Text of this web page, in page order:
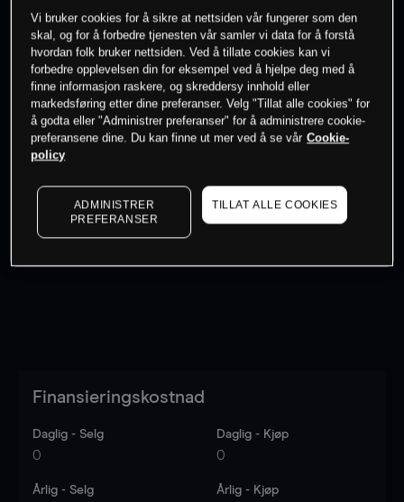
0% av kunder erpå dette instrumentet
Søk om konto
Kursene er veiledende.Log in
Finansieringskostnad
Daglig - Selg
0
Daglig - Kjøp
0
Årlig - Selg Årlig - Kjøp
Vi bruker cookies for å sikre at nettsiden vår fungerer som den
skal, og for å forbedre tjenesten vår samler vi data for å forstå
hvordan folk bruker nettsiden. Ved å tillate cookies kan vi
forbedre opplevelsen din for eksempel ved å hjelpe deg med å
finne informasjon raskere, og skreddersy innhold eller
markedsføring etter dine preferanser. Velg "Tillat alle cookies" for
å godta eller "Administrer preferanser" for å administrere cookie-
preferansene dine. Du kan finne ut mer ved å se vår Cookie-
policy
ADMINISTRER
PREFERANSER
TILLAT ALLE COOKIES